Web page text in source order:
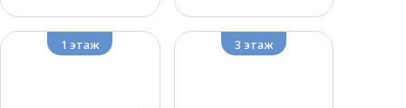
1 этаж 3 этаж